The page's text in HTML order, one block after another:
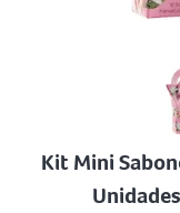
Kit Mini